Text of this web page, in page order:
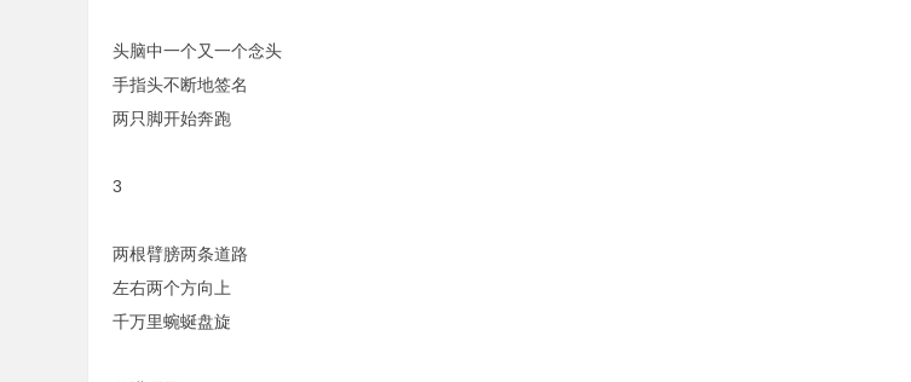
头脑中一个又一个念头
手指头不断地签名
两只脚开始奔跑
3
两根臂膀两条道路
左右两个方向上
千万里蜿蜒盘旋